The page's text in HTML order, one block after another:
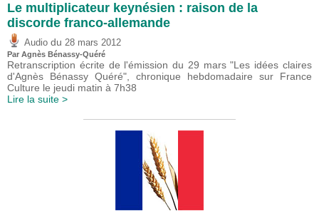
Le multiplicateur keynésien : raison de la
discorde franco-allemande
Audio du 28 mars 2012
Par Agnès Bénassy-Quéré
Retranscription écrite de l'émission du 29 mars "Les idées claires
d'Agnès Bénassy Quéré", chronique hebdomadaire sur France
Culture le jeudi matin à 7h38
Lire la suite >